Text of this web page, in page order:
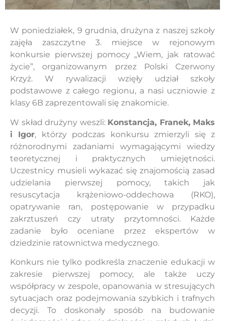
W poniedziałek, 9 grudnia, drużyna z naszej szkoły
zajęła zaszczytne 3. miejsce w rejonowym
konkursie pierwszej pomocy „Wiem, jak ratować
życie”, organizowanym przez Polski Czerwony
Krzyż. W rywalizacji wzięły udział szkoły
podstawowe z całego regionu, a nasi uczniowie z
klasy 6B zaprezentowali się znakomicie.
W skład drużyny weszli: Konstancja, Franek, Maks
i Igor, którzy podczas konkursu zmierzyli się z
różnorodnymi zadaniami wymagającymi wiedzy
teoretycznej i praktycznych umiejętności.
Uczestnicy musieli wykazać się znajomością zasad
udzielania pierwszej pomocy, takich jak
resuscytacja krążeniowo-oddechowa (RKO),
opatrywanie ran, postępowanie w przypadku
zakrztuszeń czy utraty przytomności. Każde
zadanie było oceniane przez ekspertów w
dziedzinie ratownictwa medycznego.
Konkurs nie tylko podkreśla znaczenie edukacji w
zakresie pierwszej pomocy, ale także uczy
współpracy w zespole, opanowania w stresujących
sytuacjach oraz podejmowania szybkich i trafnych
decyzji. To doskonały sposób na budowanie